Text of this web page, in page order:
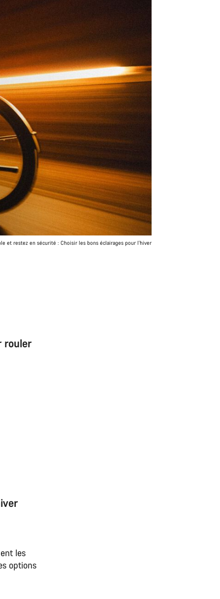
et restez en sécurité : Choisir les bons éclairages pour l’hiver
rouler
les
options